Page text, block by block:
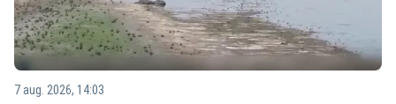
7 aug. 2026, 14:03